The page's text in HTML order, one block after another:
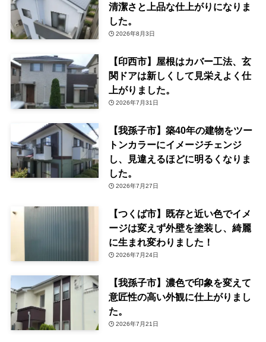
清潔さと上品な仕上がりになりま
した。
2026年8月3日
【印西市】屋根はカバー工法、玄
関ドアは新しくして見栄えよく仕
上がりました。
2026年7月31日
【我孫子市】築40年の建物をツー
トンカラーにイメージチェンジ
し、見違えるほどに明るくなりま
した。
2026年7月27日
【つくば市】既存と近い色でイメ
ージは変えず外壁を塗装し、綺麗
に生まれ変わりました！
2026年7月24日
【我孫子市】濃色で印象を変えて
意匠性の高い外観に仕上がりまし
た。
2026年7月21日